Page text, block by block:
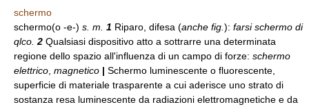
schermo
schermo(o -e-) s. m. 1 Riparo, difesa (anche fig. ): farsi schermo di
qlco. 2 Qualsiasi dispositivo atto a sottrarre una determinata
regione dello spazio all'influenza di un campo di forze: schermo
elettrico magnetico | Schermo luminescente o fluorescente,
superficie di materiale trasparente a cui aderisce uno strato di
sostanza resa luminescente da radiazioni elettromagnetiche e da